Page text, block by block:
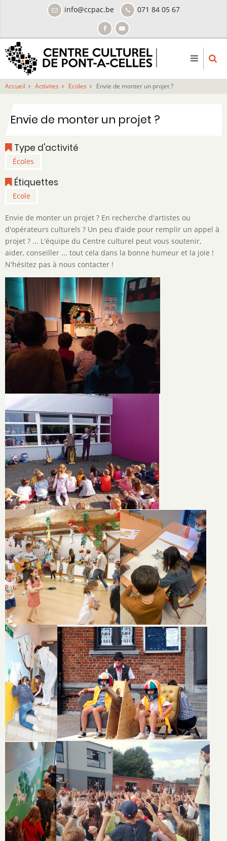
principal
info@ccpac.be 071 84 05 67
Accueil Activites Ecoles Envie de monter un projet ?
Envie de monter un projet ?
Type d'activité
Écoles
Étiquettes
Ecole
Description
de
l'activité
Envie de monter un projet ? En recherche d'artistes ou
d'opérateurs culturels ? Un peu d'aide pour remplir un appel à
projet ? ... L'équipe du Centre culturel peut vous soutenir,
aider, conseiller ... tout cela dans la bonne humeur et la joie !
N'hésitez pas à nous contacter !